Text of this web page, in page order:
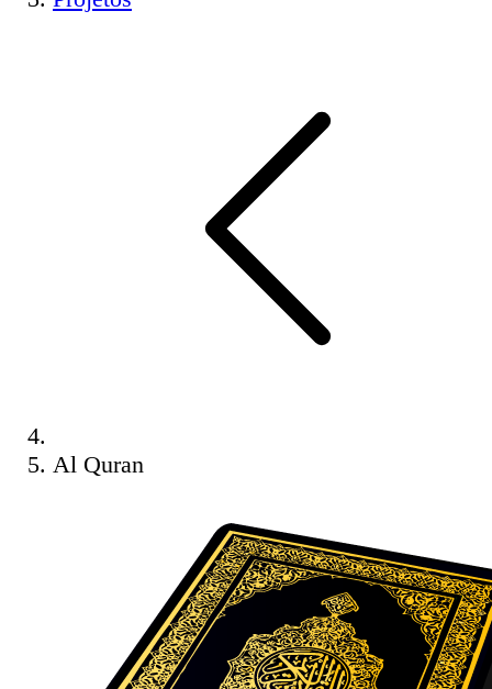
Al Quran